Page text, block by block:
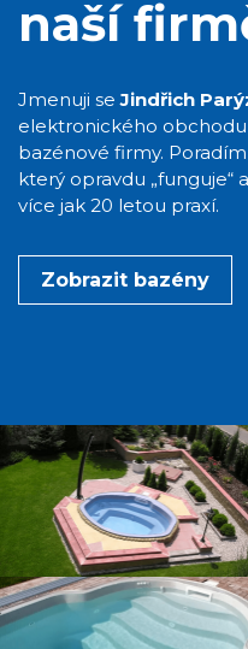
naší
Jmenuji seJindřich
elektronického
bazénové firmy.
který opravdu „funguje“
více jak 20 letou praxí.
Zobrazit bazény